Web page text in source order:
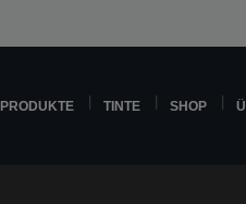
PRODUKTE TINTE SHOP